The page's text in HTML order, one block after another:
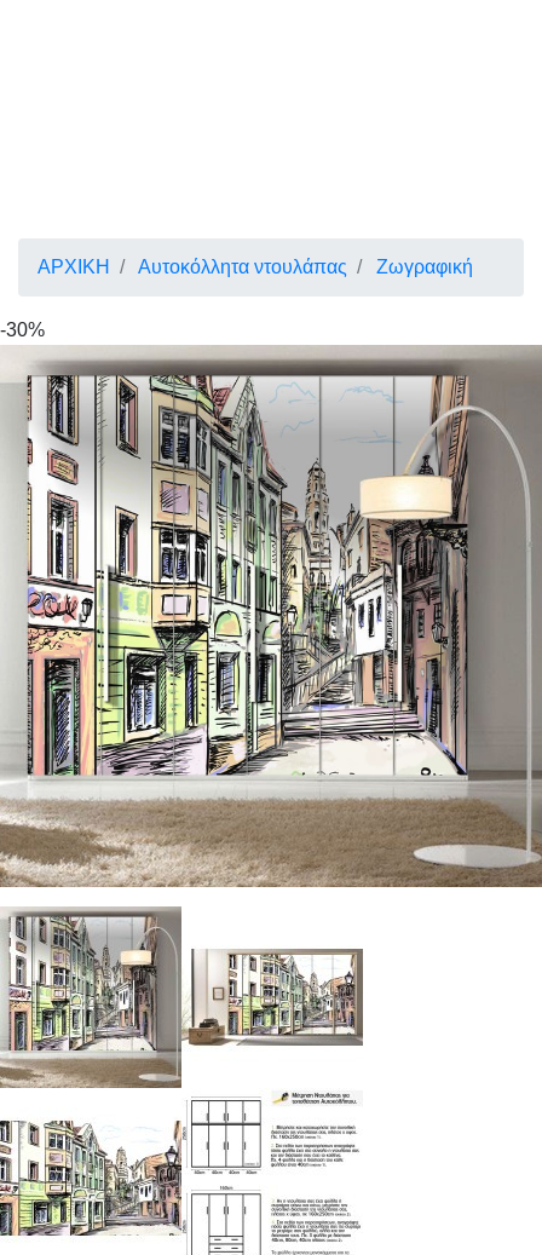
ΑΡΧΙΚΗ Αυτοκόλλητα ντουλάπας Ζωγραφική
-30%